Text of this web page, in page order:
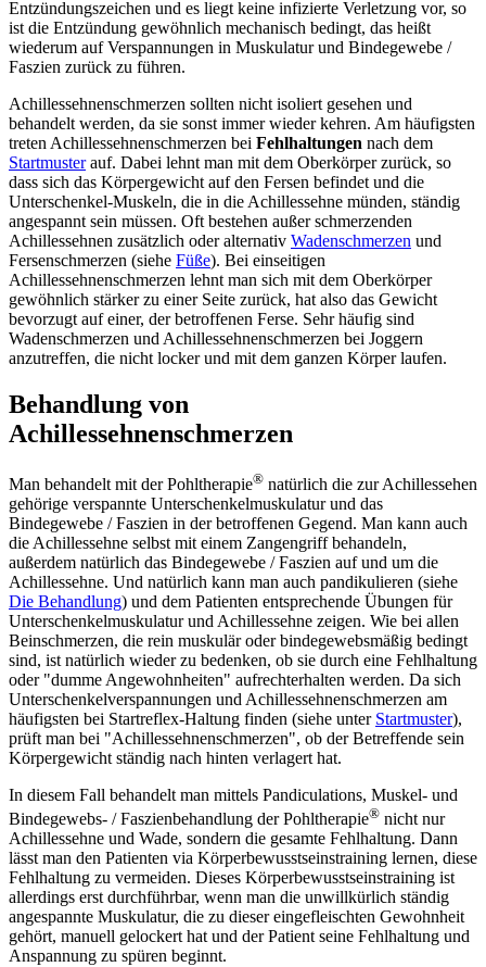
Entzündungszeichen und es liegt keine infizierte Verletzung vor, so
ist die Entzündung gewöhnlich mechanisch bedingt, das heißt
wiederum auf Verspannungen in Muskulatur und Bindegewebe /
Faszien zurück zu führen.
Achillessehnenschmerzen sollten nicht isoliert gesehen und
behandelt werden, da sie sonst immer wieder kehren. Am häufigsten
treten Achillessehnenschmerzen bei Fehlhaltungen nach dem
Startmusterauf. Dabei lehnt man mit dem Oberkörper zurück, so
dass sich das Körpergewicht auf den Fersen befindet und die
Unterschenkel-Muskeln, die in die Achillessehne münden, ständig
angespannt sein müssen. Oft bestehen außer schmerzenden
Achillessehnen zusätzlich oder alternativ Wadenschmerzen und
Fersenschmerzen (siehe Füße). Bei einseitigen
Achillessehnenschmerzen lehnt man sich mit dem Oberkörper
gewöhnlich stärker zu einer Seite zurück, hat also das Gewicht
bevorzugt auf einer, der betroffenen Ferse. Sehr häufig sind
Wadenschmerzen und Achillessehnenschmerzen bei Joggern
anzutreffen, die nicht locker und mit dem ganzen Körper laufen.
Behandlung von
Achillessehnenschmerzen
Man behandelt mit der Pohltherapie® natürlich die zur Achillessehen
gehörige verspannte Unterschenkelmuskulatur und das
Bindegewebe / Faszien in der betroffenen Gegend. Man kann auch
die Achillessehne selbst mit einem Zangengriff behandeln,
außerdem natürlich das Bindegewebe / Faszien auf und um die
Achillessehne. Und natürlich kann man auch pandikulieren (siehe
Die Behandlung) und dem Patienten entsprechende Übungen für
Unterschenkelmuskulatur und Achillessehne zeigen. Wie bei allen
Beinschmerzen, die rein muskulär oder bindegewebsmäßig bedingt
sind, ist natürlich wieder zu bedenken, ob sie durch eine Fehlhaltung
oder "dumme Angewohnheiten" aufrechterhalten werden. Da sich
Unterschenkelverspannungen und Achillessehnenschmerzen am
häufigsten bei Startreflex-Haltung finden (siehe unter Startmuster),
prüft man bei "Achillessehnenschmerzen", ob der Betreffende sein
Körpergewicht ständig nach hinten verlagert hat.
In diesem Fall behandelt man mittels Pandiculations, Muskel- und
Bindegewebs- / Faszienbehandlung der Pohltherapie® nicht nur
Achillessehne und Wade, sondern die gesamte Fehlhaltung. Dann
lässt man den Patienten via Körperbewusstseinstraining lernen, diese
Fehlhaltung zu vermeiden. Dieses Körperbewusstseinstraining ist
allerdings erst durchführbar, wenn man die unwillkürlich ständig
angespannte Muskulatur, die zu dieser eingefleischten Gewohnheit
gehört, manuell gelockert hat und der Patient seine Fehlhaltung und
Anspannung zu spüren beginnt.